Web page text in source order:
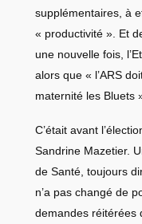
supplémentaires, à
« productivité ». Et
une nouvelle fois,
alors que « l’ARS
maternité les Bluets
C’était avant
Sandrine Mazetier.
de Santé, toujours
n’a pas changé de
demandes réitérées